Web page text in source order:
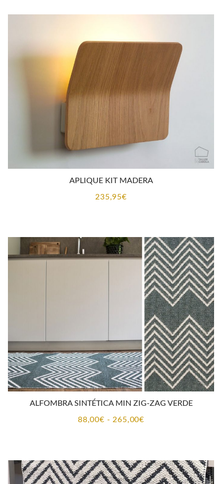
APLIQUE KIT MADERA
235,95€
ALFOMBRA SINTÉTICA MIN ZIG-ZAG VERDE
88,00€ - 265,00€Rango
desde
88,00€